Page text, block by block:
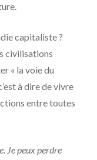
capitaliste ?
civilisations
« la voie du
à dire de vivre
entre toutes
Je peux perdre